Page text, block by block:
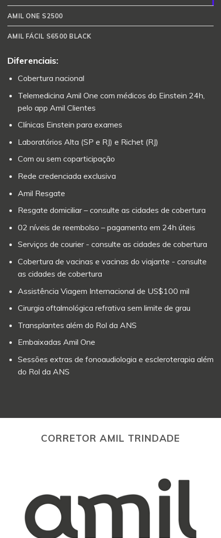
AMIL ONE S2500
AMIL FÁCIL S6500 BLACK
Diferenciais:
Cobertura nacional
Telemedicina Amil One com médicos do Einstein 24h,
pelo app Amil Clientes
Clínicas Einstein para exames
Laboratórios Alta (SP e RJ) e Richet (RJ)
Com ou sem coparticipação
Rede credenciada exclusiva
Amil Resgate
Resgate domiciliar – consulte as cidades de cobertura
02 níveis de reembolso – pagamento em 24h úteis
Serviços de courier - consulte as cidades de cobertura
Cobertura de vacinas e vacinas do viajante - consulte
as cidades de cobertura
Assistência Viagem Internacional de US$100 mil
Cirurgia oftalmológica refrativa sem limite de grau
Transplantes além do Rol da ANS
Embaixadas Amil One
Sessões extras de fonoaudiologia e escleroterapia além
do Rol da ANS
CORRETOR AMIL TRINDADE